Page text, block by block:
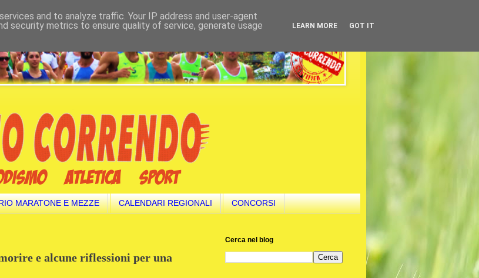
MARATONE E MEZZE CALENDARI REGIONALI CONCORSI
e alcune riflessioni per una
Cerca nel blog
and to analyze traffic. Your IP address and user-agent
security metrics to ensure quality of service, generate usage
LEARN MORE GOT IT